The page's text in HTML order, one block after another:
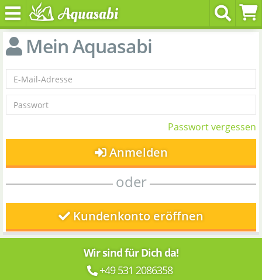
Mein Aquasabi
Passwort vergessen
Anmelden
oder
Kundenkonto eröffnen
Wir sind für Dich da!
+49 531 2086358